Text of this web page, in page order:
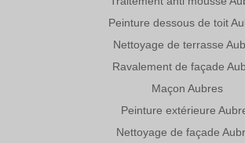
Peinture dessous de toit
Nettoyage de terrasse
Ravalement de façade
Maçon Aubres
Peinture extérieure
Nettoyage de façade